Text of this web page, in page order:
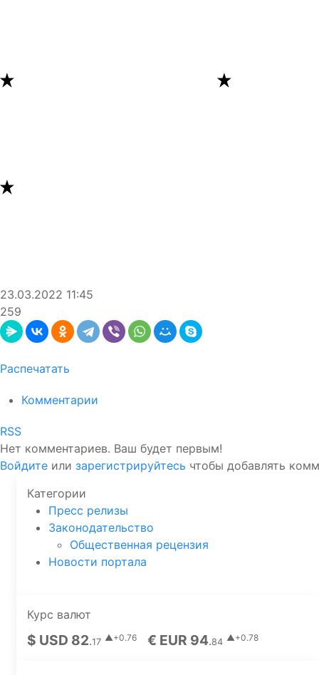
23.03.2022 11:45
259
Распечатать
Комментарии
RSS
Нет комментариев. Ваш будет первым!
Войдите или зарегистрируйтесь чтобы добавлять
Категории
Пресс релизы
Законодательство
Общественная рецензия
Новости портала
Курс валют
$ USD 82.17 ▲+0.76 € EUR 94.84 ▲+0.78